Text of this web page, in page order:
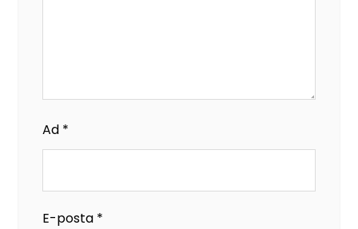
Ad *
E-posta *